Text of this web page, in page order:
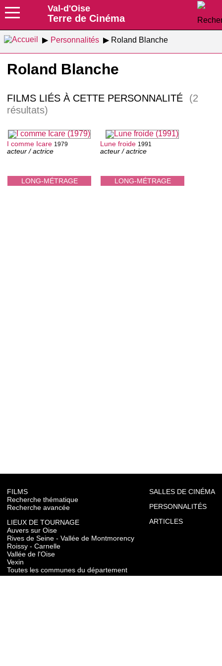
Val-d'Oise
Terre de Cinéma
Personnalités Roland Blanche
Roland Blanche
FILMS LIÉS À CETTE PERSONNALITÉ
(2
résultats)
LONG-MÉTRAGE
I comme Icare 1979
acteur / actrice
LONG-MÉTRAGE
Lune froide 1991
acteur / actrice
FILMS
Recherche thématique
Recherche avancée
LIEUX DE TOURNAGE
Auvers sur Oise
Rives de Seine - Vallée de Montmorency
Roissy - Carnelle
Vallée de l'Oise
Vexin
Toutes les communes du département
SALLES DE CINÉMA
PERSONNALITÉS
ARTICLES